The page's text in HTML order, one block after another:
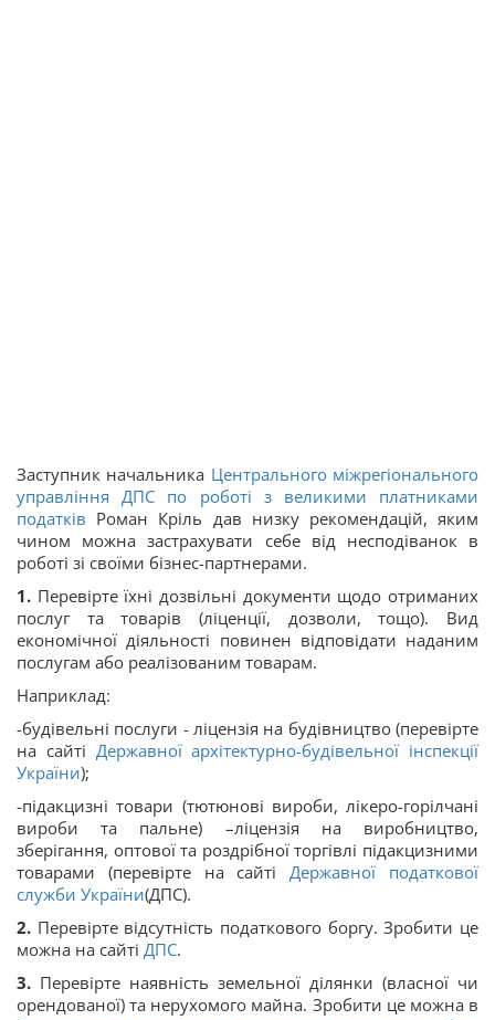
Заступник начальника Центрального міжрегіонального
управління ДПС по роботі з великими платниками
податків Роман Кріль дав низку рекомендацій, яким
чином можна застрахувати себе від несподіванок в
роботі зі своїми бізнес-партнерами.
1. Перевірте їхні дозвільні документи щодо отриманих
послуг та товарів (ліценції, дозволи, тощо). Вид
економічної діяльності повинен відповідати наданим
послугам або реалізованим товарам.
Наприклад:
-будівельні послуги - ліцензія на будівництво (перевірте
на сайті Державної архітектурно-будівельної інспекції
України);
-підакцизні товари (тютюнові вироби, лікеро-горілчані
вироби та пальне) –ліцензія на виробництво,
зберігання, оптової та роздрібної торгівлі підакцизними
товарами (перевірте на сайтіДержавної податкової
служби України(ДПС).
2. Перевірте відсутність податкового боргу. Зробити це
можна на сайті ДПС.
3. Перевірте наявність земельної ділянки (власної чи
орендованої) та нерухомого майна. Зробити це можна в